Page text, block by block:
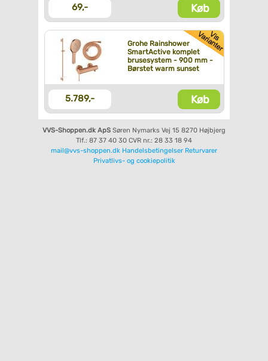
69,- Køb
Grohe Rainshower
SmartActive komplet
brusesystem - 900 mm -
Børstet warm sunset
5.789,- Køb
VVS-Shoppen.dk ApS Søren Nymarks Vej 15 8270 Højbjerg
Tlf.: 87 37 40 30 CVR nr.: 28 33 18 94
mail@vvs-shoppen.dk Handelsbetingelser Returvarer
Privatlivs- og cookiepolitik